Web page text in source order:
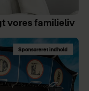
vores familieliv
Sponsoreret indhold